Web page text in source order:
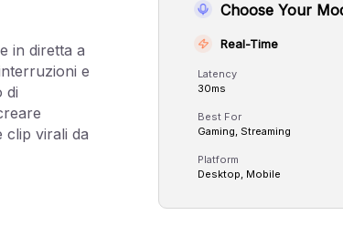
in diretta a
e
di
clip virali da
Choose Your
Real-Time
Latency
30ms
Best For
Gaming, Streaming
Platform
Desktop, Mobile